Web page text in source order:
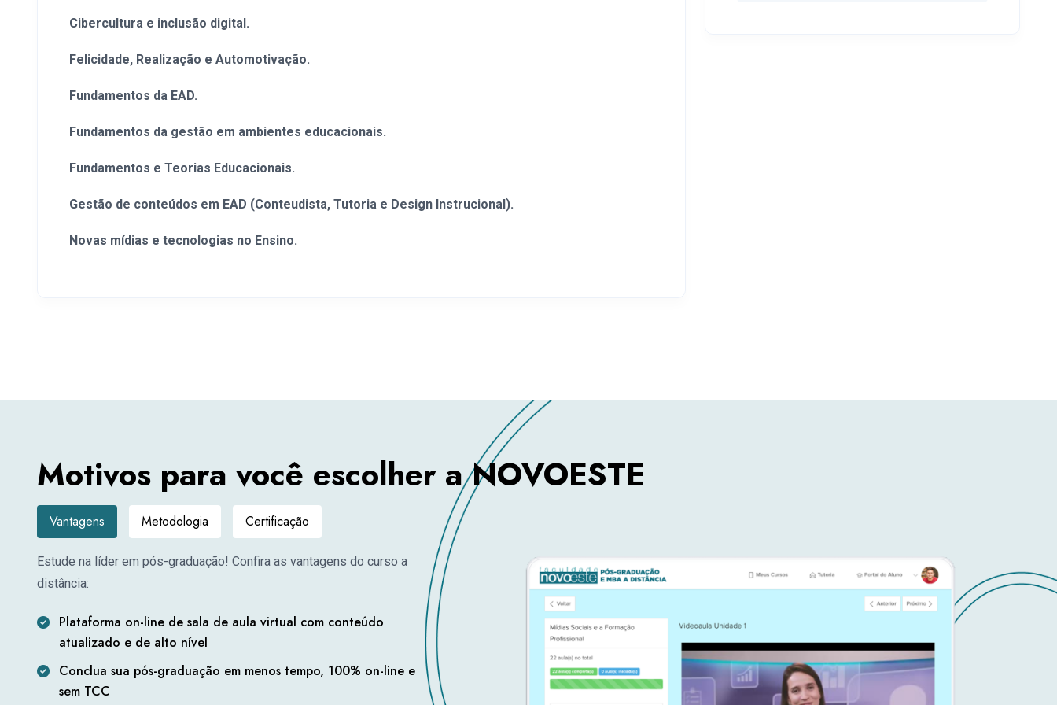
Cibercultura e inclusão digital.
Felicidade, Realização e Automotivação.
Fundamentos da EAD.
Fundamentos da gestão em ambientes educacionais.
Fundamentos e Teorias Educacionais.
Gestão de conteúdos em EAD (Conteudista, Tutoria e Design Instrucional).
Novas mídias e tecnologias no Ensino.
Motivos para você escolher a NOVOESTE
Vantagens Metodologia Certificação
Estude na líder em pós-graduação! Confira as vantagens do curso a
distância:
Plataforma on-line de sala de aula virtual com conteúdo
atualizado e de alto nível
Conclua sua pós-graduação em menos tempo, 100% on-line e
sem TCC